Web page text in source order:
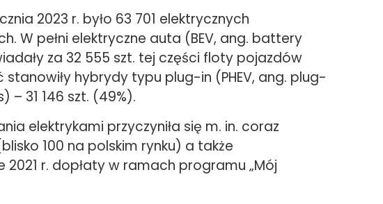
2023 r. było 63 701 elektrycznych
W pełni elektryczne auta (BEV, ang. battery
za 32 555 szt. tej części floty pojazdów
stanowiły hybrydy typu plug-in (PHEV, ang. plug-
– 31 146 szt. (49%).
elektrykami przyczyniła się m. in. coraz
100 na polskim rynku) a także
r. dopłaty w ramach programu „Mój